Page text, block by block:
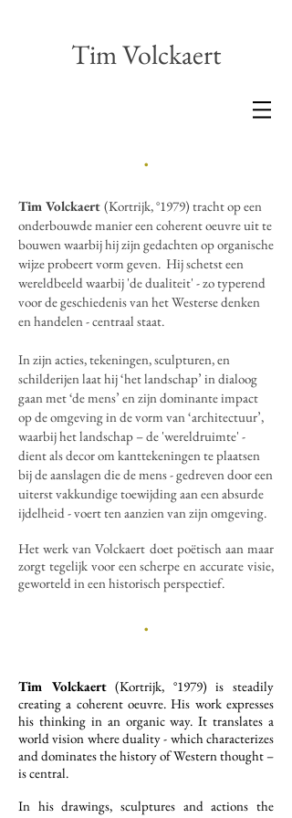
Tim Volckaert
.
Tim Volckaert (Kortrijk, °1979) tracht op een
onderbouwde manier een coherent oeuvre uit te
bouwen waarbij hij zijn gedachten op organische
wijze probeert vorm geven. Hij schetst een
wereldbeeld waarbij 'de dualiteit' - zo typerend
voor de geschiedenis van het Westerse denken
en handelen - centraal staat.
In zijn acties, tekeningen, sculpturen, en
schilderijen laat hij ‘het landschap’ in dialoog
gaan met ‘de mens’ en zijn dominante impact
op de omgeving in de vorm van ‘architectuur’,
waarbij het landschap – de 'wereldruimte' -
dient als decor om kanttekeningen te plaatsen
bij de aanslagen die de mens - gedreven door een
uiterst vakkundige toewijding aan een absurde
ijdelheid - voert ten aanzien van zijn omgeving.
Het werk van Volckaert doet poëtisch aan maar
zorgt tegelijk voor een scherpe en accurate visie,
geworteld in een historisch perspectief.​
.
Tim Volckaert(Kortrijk, °1979) is steadily
creating a coherent oeuvre. His work expresses
his thinking in an organic way. It translates a
world vision where duality - which characterizes
and dominates the history of Western thought –
is central.
In his drawings, sculptures and actions the